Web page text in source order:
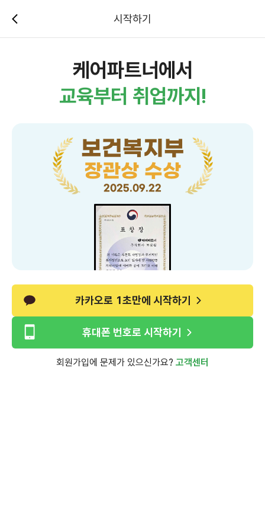
시작하기
케어파트너에서
교육부터 취업까지!
보건복지부
장관상 수상
2025.09.22
카카오로 1초만에 시작하기
휴대폰 번호로 시작하기
회원가입에 문제가 있으신가요? 고객센터